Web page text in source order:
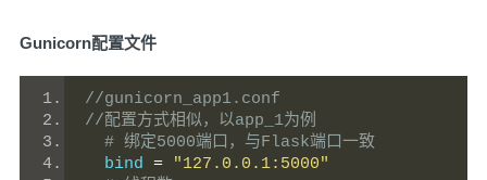
Gunicorn配置文件
//gunicorn_app1.conf
//配置方式相似，以app_1为例
# 绑定5000端口，与Flask端口一致
  bind
=
"127.0.0.1:5000"